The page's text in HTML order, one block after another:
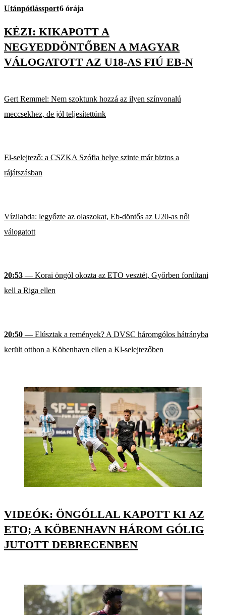
Utánpótlássport6 órája
KÉZI: KIKAPOTT A
NEGYEDDÖNTŐBEN A MAGYAR
VÁLOGATOTT AZ U18-AS FIÚ EB-N
Gert Remmel: Nem szoktunk hozzá az ilyen színvonalú
meccsekhez, de jól teljesítettünk
El-selejtező: a CSZKA Szófia helye szinte már biztos a
rájátszásban
Vízilabda: legyőzte az olaszokat, Eb-döntős az U20-as női
válogatott
20:53 — Korai öngól okozta az ETO vesztét, Győrben fordítani
kell a Riga ellen
20:50 — Elúsztak a remények? A DVSC háromgólos hátrányba
került otthon a Köbenhavn ellen a Kl-selejtezőben
VIDEÓK: ÖNGÓLLAL KAPOTT KI AZ
ETO; A KÖBENHAVN HÁROM GÓLIG
JUTOTT DEBRECENBEN